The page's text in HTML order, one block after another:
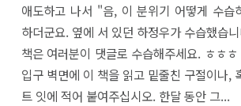
애도하고 나서 "음, 이 분위기 어떻게 수습
하더군요. 옆에 서 있던 하정우가 수습했습
책은 여러분이 댓글로 수습해주세요. ㅎㅎ
입구 벽면에 이 책을 읽고 밑줄친 구절이나,
트 잇에 적어 붙여주십시오. 한달 동안 그...